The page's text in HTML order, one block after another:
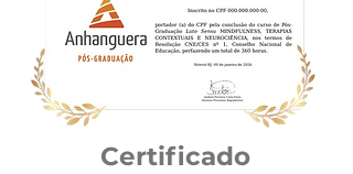
Certificado